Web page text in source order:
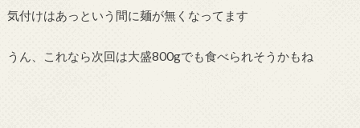
気付けはあっという間に麺が無くなってます
うん、これなら次回は大盛800gでも食べられそうかもね